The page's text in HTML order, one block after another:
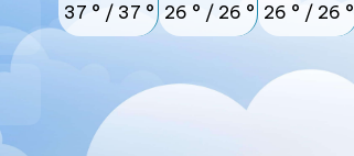
37 ° / 37 ° 26 ° / 26 ° 26 ° / 26 °